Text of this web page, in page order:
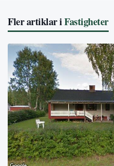
Fler artiklar iFastigheter